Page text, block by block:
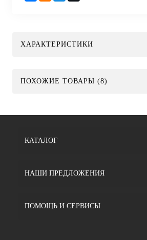
ХАРАКТЕРИСТИКИ
ПОХОЖИЕ ТОВАРЫ (8)
КАТАЛОГ
НАШИ ПРЕДЛОЖЕНИЯ
ПОМОЩЬ И СЕРВИСЫ